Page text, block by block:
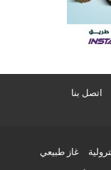
اتصل بنا
غاز طبيعي